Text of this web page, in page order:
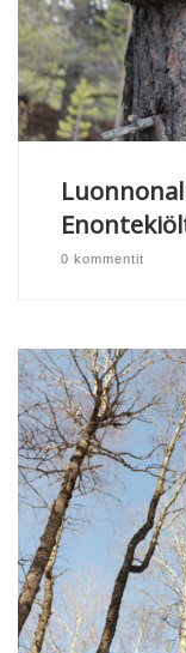
0 kommentit